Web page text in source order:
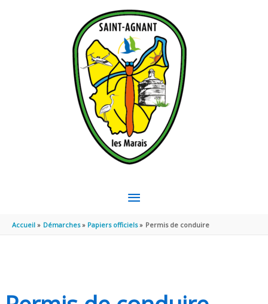
MENU
PRINCIPAL
Accueil Démarches Papiers officiels Permis de conduire